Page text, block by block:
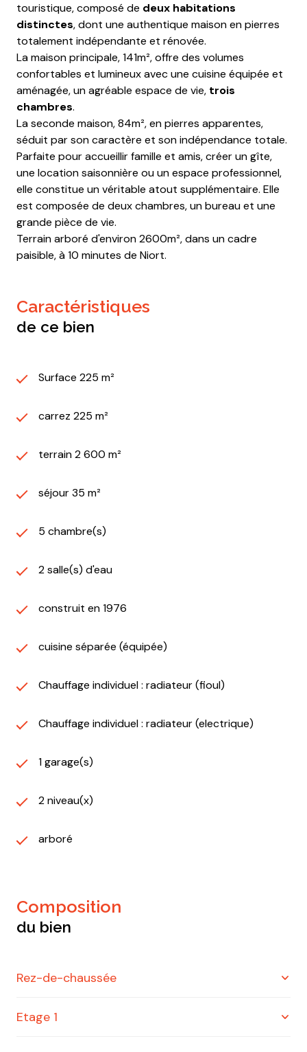
touristique, composé de deux habitations
distinctes, dont une authentique maison en pierres
totalement indépendante et rénovée.
La maison principale,141m², offre des volumes
confortables et lumineux avec une cuisine équipée et
aménagée, un agréable espace de vie, trois
chambres.
La seconde maison, 84m², en pierres apparentes,
séduit par son caractère et son indépendance totale.
Parfaite pour accueillir famille et amis, créer un gîte,
une location saisonnière ou un espace professionnel,
elle constitue un véritable atout supplémentaire. Elle
est composée de deux chambres, un bureau et une
grande pièce de vie.
Terrain arboré d'environ 2600m², dans un cadre
paisible, à 10 minutes de Niort.
caractéristiques
de ce bien
Surface 225 m²
carrez 225 m²
terrain 2 600 m²
séjour 35 m²
5 chambre(s)
2 salle(s) d'eau
construit en 1976
cuisine séparée (équipée)
Chauffage individuel : radiateur (fioul)
Chauffage individuel : radiateur (electrique)
1 garage(s)
2 niveau(x)
arboré
composition
du bien
Rez-de-chaussée
cuisine
17 m²
Etage 1